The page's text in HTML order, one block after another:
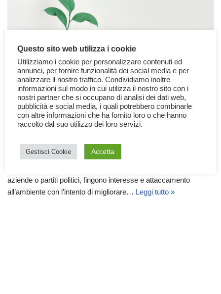
Il Greenwashing
4 Gennaio 2023 Ecologia ,
aziende o partiti politici, fingono interesse e attaccamento
all’ambiente con l’intento di migliorare… Leggi tutto »
Questo sito web utilizza i cookie
Utilizziamo i cookie per personalizzare contenuti ed
annunci, per fornire funzionalità dei social media e per
analizzare il nostro traffico. Condividiamo inoltre
informazioni sul modo in cui utilizza il nostro sito con i
nostri partner che si occupano di analisi dei dati web,
pubblicità e social media, i quali potrebbero combinarle
con altre informazioni che ha fornito loro o che hanno
raccolto dal suo utilizzo dei loro servizi.
Gestisci Cookie Accetta